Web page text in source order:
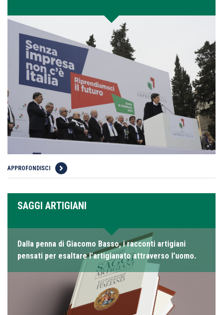
APPROFONDISCI
SAGGI ARTIGIANI
Dalla penna di Giacomo Basso, i racconti artigiani
pensati per esaltare l’artigianato attraverso l’uomo.